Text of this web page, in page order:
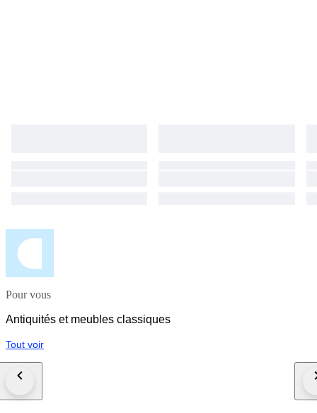
Pour vous
Antiquités et meubles classiques
Tout voir